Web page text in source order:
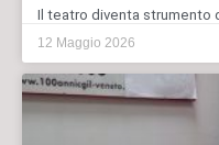
Il teatro diventa strumento
12 Maggio 2026